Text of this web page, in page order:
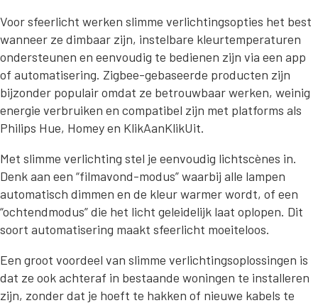
Voor sfeerlicht werken slimme verlichtingsopties het best
wanneer ze dimbaar zijn, instelbare kleurtemperaturen
ondersteunen en eenvoudig te bedienen zijn via een app
of automatisering. Zigbee-gebaseerde producten zijn
bijzonder populair omdat ze betrouwbaar werken, weinig
energie verbruiken en compatibel zijn met platforms als
Philips Hue, Homey en KlikAanKlikUit.
Met slimme verlichting stel je eenvoudig lichtscènes in.
Denk aan een “filmavond-modus” waarbij alle lampen
automatisch dimmen en de kleur warmer wordt, of een
“ochtendmodus” die het licht geleidelijk laat oplopen. Dit
soort automatisering maakt sfeerlicht moeiteloos.
Een groot voordeel van slimme verlichtingsoplossingen is
dat ze ook achteraf in bestaande woningen te installeren
zijn, zonder dat je hoeft te hakken of nieuwe kabels te